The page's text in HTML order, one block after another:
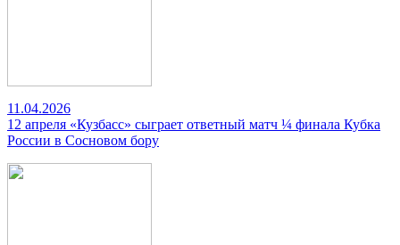
11.04.2026
12 апреля «Кузбасс» сыграет ответный матч ¼ финала Кубка
России в Сосновом бору